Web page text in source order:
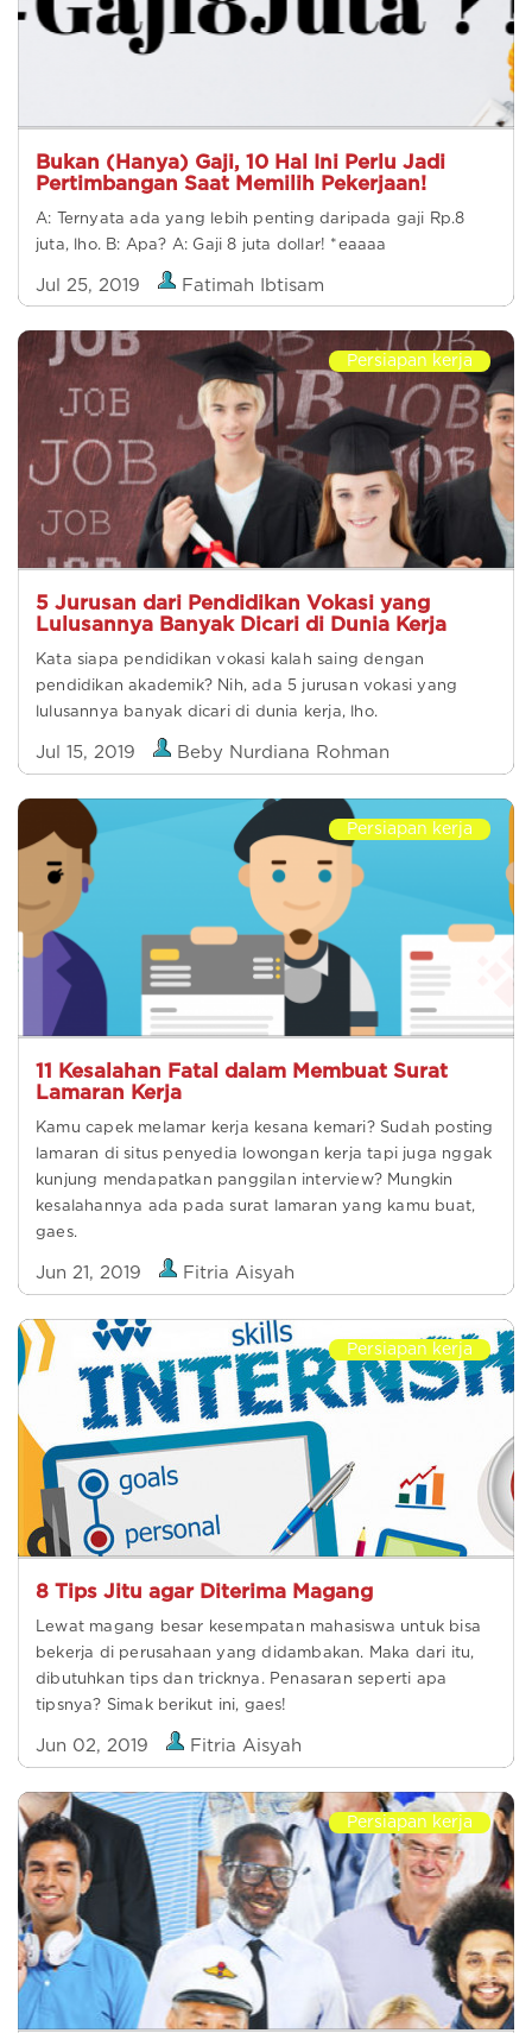
Bukan (Hanya) Gaji, 10 Hal Ini Perlu Jadi
Pertimbangan Saat Memilih Pekerjaan!
A: Ternyata ada yang lebih penting daripada gaji Rp.8
juta, lho. B: Apa? A: Gaji 8 juta dollar! *eaaaa
Jul 25, 2019 Fatimah Ibtisam
Persiapan kerja
5 Jurusan dari Pendidikan Vokasi yang
Lulusannya Banyak Dicari di Dunia Kerja
Kata siapa pendidikan vokasi kalah saing dengan
pendidikan akademik? Nih, ada 5 jurusan vokasi yang
lulusannya banyak dicari di dunia kerja, lho.
Jul 15, 2019 Beby Nurdiana Rohman
Persiapan kerja
11 Kesalahan Fatal dalam Membuat Surat
Lamaran Kerja
Kamu capek melamar kerja kesana kemari? Sudah posting
lamaran di situs penyedia lowongan kerja tapi juga nggak
kunjung mendapatkan panggilan interview? Mungkin
kesalahannya ada pada surat lamaran yang kamu buat,
gaes.
Jun 21, 2019 Fitria Aisyah
Persiapan kerja
8 Tips Jitu agar Diterima Magang
Lewat magang besar kesempatan mahasiswa untuk bisa
bekerja di perusahaan yang didambakan. Maka dari itu,
dibutuhkan tips dan tricknya. Penasaran seperti apa
tipsnya? Simak berikut ini, gaes!
Jun 02, 2019 Fitria Aisyah
Persiapan kerja